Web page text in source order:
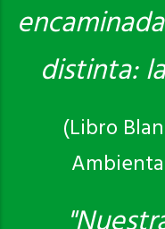
distinta:
(Libro